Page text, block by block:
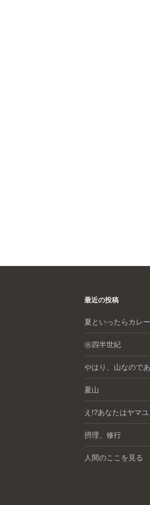
最近の投稿
夏といったらカレ
㊗️四半世紀
やはり、山なので
夏山
え!?あなたはヤマ
摂理、修行
人間のここを見る